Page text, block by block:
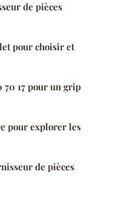
de pièces
pour choisir et
70 17 pour un grip
pour explorer les
de pièces